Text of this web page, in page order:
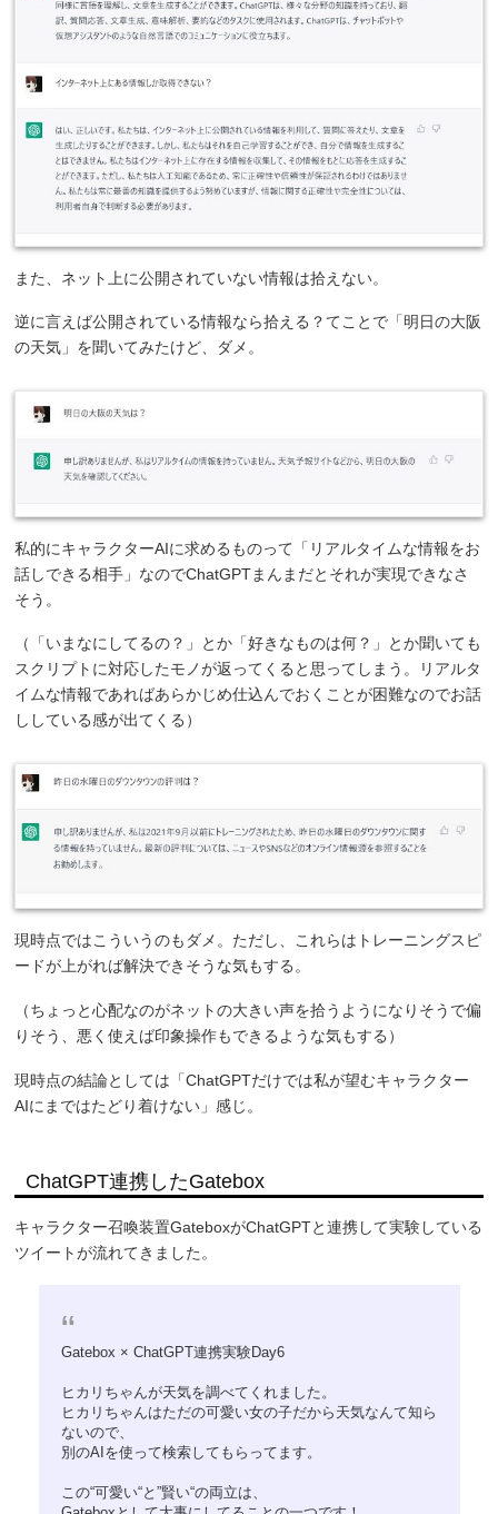
また、ネット上に公開されていない情報は拾えない。
逆に言えば公開されている情報なら拾える？てことで「明日の大阪
の天気」を聞いてみたけど、ダメ。
私的にキャラクターAIに求めるものって「リアルタイムな情報をお
話しできる相手」なのでChatGPTまんまだとそれが実現できなさ
そう。
（「いまなにしてるの？」とか「好きなものは何？」とか聞いても
スクリプトに対応したモノが返ってくると思ってしまう。リアルタ
イムな情報であればあらかじめ仕込んでおくことが困難なのでお話
ししている感が出てくる）
現時点ではこういうのもダメ。ただし、これらはトレーニングスピ
ードが上がれば解決できそうな気もする。
（ちょっと心配なのがネットの大きい声を拾うようになりそうで偏
りそう、悪く使えば印象操作もできるような気もする）
現時点の結論としては「ChatGPTだけでは私が望むキャラクター
AIにまではたどり着けない」感じ。
ChatGPT連携したGatebox
キャラクター召喚装置GateboxがChatGPTと連携して実験している
ツイートが流れてきました。
Gatebox × ChatGPT連携実験Day6
ヒカリちゃんが天気を調べてくれました。
ヒカリちゃんはただの可愛い女の子だから天気なんて知ら
ないので、
別のAIを使って検索してもらってます。
この“可愛い“と”賢い“の両立は、